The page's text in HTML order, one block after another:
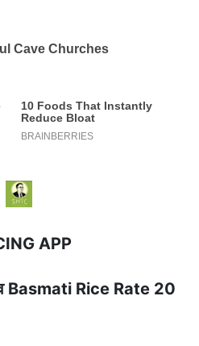
APP
Basmati Rice Rate 20